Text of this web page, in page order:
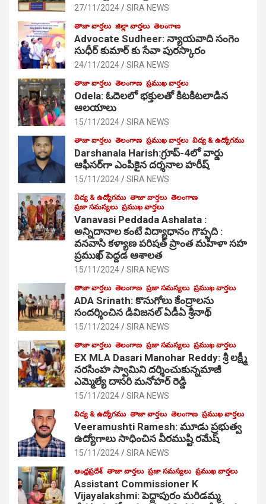
27/11/2024 SIRA NEWS
తాజా వార్తలు జిల్లా వార్తలు తెలంగాణ
Advocate Sudheer: న్యాయవాది సంగెం
సుధీర్ కుమార్ కు సేవా పురస్కారం
24/11/2024 SIRA NEWS
తాజా వార్తలు తెలంగాణ ప్రముఖ వార్తలు
Odela: ఓదెల‌లో భక్తులతో కిటకిటలాడిన
ఆల‌యాలు
15/11/2024 SIRA NEWS
తాజా వార్తలు తెలంగాణ ప్రముఖ వార్తలు విద్య & ఉద్యోగము
Darshanala Harish:గ్రూప్-4లో వార్డు
ఆఫీసర్‌గా ఎంపికైన దర్శనాల హరీష్
15/11/2024 SIRA NEWS
విద్య & ఉద్యోగము తాజా వార్తలు తెలంగాణ
ప్రజా సమస్యలు ప్రముఖ వార్తలు
Vanavasi Peddada Ashalata :
అన్నిదానాల కంటే విద్యాధానం గొప్పది :
వనవాసి కళ్యాణ పరిషత్ ప్రాంత మహిళా సహ
ప్రముఖ్ పెద్దడ ఆశాలత
15/11/2024 SIRA NEWS
తాజా వార్తలు తెలంగాణ ప్రజా సమస్యలు ప్రముఖ వార్తలు
ADA Srinath: కొనుగోలు కేంద్రాల‌ను
సంద‌ర్శించిన డివిజనల్ ఏడీఏ శ్రీనాథ్
15/11/2024 SIRA NEWS
తాజా వార్తలు తెలంగాణ ప్రజా సమస్యలు ప్రముఖ వార్తలు
EX MLA Dasari Manohar Reddy: శ్రీ లక్ష్మీ
నరసింహ స్వామిని దర్శించుకున్నమాజీ
ఎమ్మెల్యే దాసరి మనోహర్ రెడ్డి
15/11/2024 SIRA NEWS
విద్య & ఉద్యోగము తాజా వార్తలు తెలంగాణ ప్రముఖ వార్తలు
Veeramushti Ramesh: మూడు ప్రభుత్వ
ఉద్యోగాలు సాధించిన వీరముష్టి రమేష్
15/11/2024 SIRA NEWS
ఆంధ్రప్రదేశ్ తాజా వార్తలు ప్రజా సమస్యలు ప్రముఖ వార్తలు
Assistant Commissioner K
Vijayalakshmi: పెద్దాపురం మరిడమ్మ